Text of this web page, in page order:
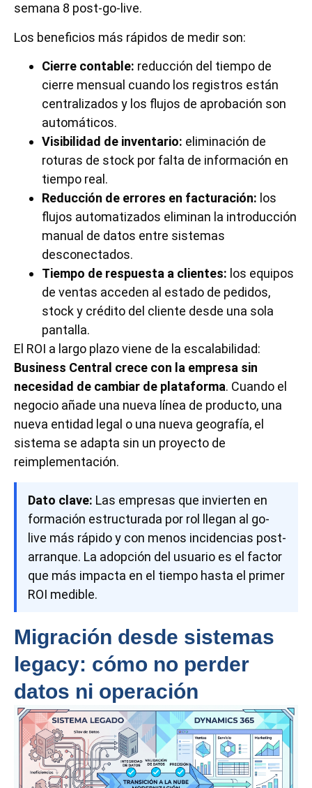
semana 8 post-go-live.
Los beneficios más rápidos de medir son:
Cierre contable: reducción del tiempo de
cierre mensual cuando los registros están
centralizados y los flujos de aprobación son
automáticos.
Visibilidad de inventario: eliminación de
roturas de stock por falta de información en
tiempo real.
Reducción de errores en facturación: los
flujos automatizados eliminan la introducción
manual de datos entre sistemas
desconectados.
Tiempo de respuesta a clientes: los equipos
de ventas acceden al estado de pedidos,
stock y crédito del cliente desde una sola
pantalla.
El ROI a largo plazo viene de la escalabilidad:
Business Central crece con la empresa sin
necesidad de cambiar de plataforma. Cuando el
negocio añade una nueva línea de producto, una
nueva entidad legal o una nueva geografía, el
sistema se adapta sin un proyecto de
reimplementación.
Dato clave: Las empresas que invierten en
formación estructurada por rol llegan al go-
live más rápido y con menos incidencias post-
arranque. La adopción del usuario es el factor
que más impacta en el tiempo hasta el primer
ROI medible.
Migración desde sistemas
legacy: cómo no perder
datos ni operación